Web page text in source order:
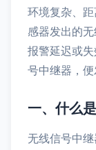
环境复杂、
感器发出的
报警延迟或
号中继器，便
一、什么
无线信号中